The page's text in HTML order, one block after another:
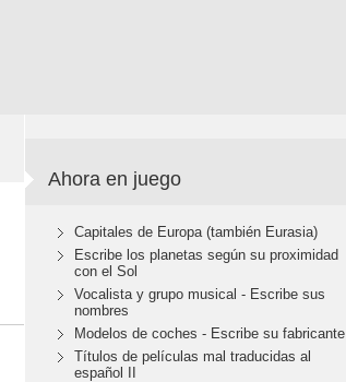
Ahora en juego
Capitales de Europa (también Eurasia)
Escribe los planetas según su proximidad
con el Sol
Vocalista y grupo musical - Escribe sus
nombres
Modelos de coches - Escribe su fabricante
Títulos de películas mal traducidas al
español II